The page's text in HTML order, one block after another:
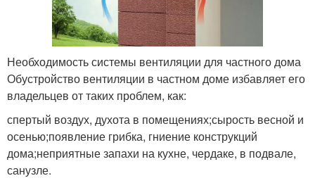
Необходимость системы вентиляции для частного дома
Обустройство вентиляции в частном доме избавляет его
владельцев от таких проблем, как:
спертый воздух, духота в помещениях;сырость весной и
осенью;появление грибка, гниение конструкций
дома;неприятные запахи на кухне, чердаке, в подвале,
санузле.